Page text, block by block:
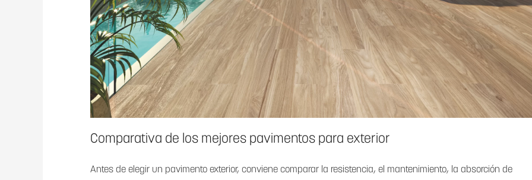
Comparativa de los mejores pavimentos para exterior
Antes de elegir un pavimento exterior, conviene comparar la resistencia, el mantenimiento, la absorción de